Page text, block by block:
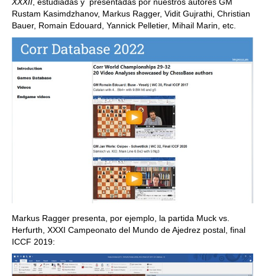
Rustam Kasimdzhanov, Markus Ragger, Vidit Gujrathi, Christian
Bauer, Romain Edouard, Yannick Pelletier, Mihail Marin, etc.
Markus Ragger presenta, por ejemplo, la partida Muck vs.
Herfurth, XXXI Campeonato del Mundo de Ajedrez postal, final
ICCF 2019: